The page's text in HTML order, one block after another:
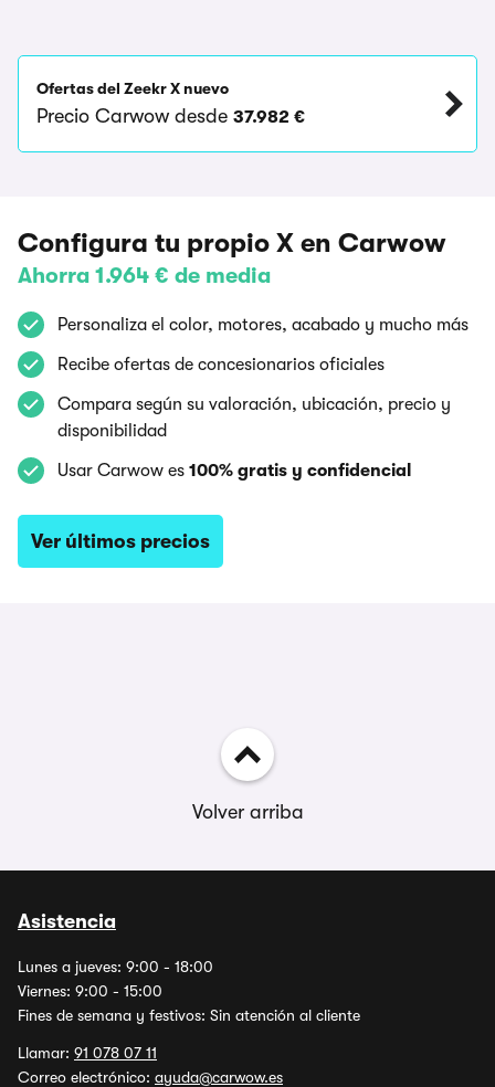
Ofertas del Zeekr X nuevo
Precio Carwow desde 37.982 €
Configura tu propio X en Carwow
Ahorra 1.964 € de media
Personaliza el color, motores, acabado y mucho más
Recibe ofertas de concesionarios oficiales
Compara según su valoración, ubicación, precio y
disponibilidad
Usar Carwow es 100% gratis y confidencial
Ver últimos precios
Volver arriba
Asistencia
Lunes a jueves: 9:00 - 18:00
Viernes: 9:00 - 15:00
Fines de semana y festivos: Sin atención al cliente
Llamar: 91 078 07 11
Correo electrónico: ayuda@carwow.es